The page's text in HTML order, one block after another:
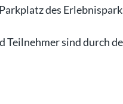
des
sind durch